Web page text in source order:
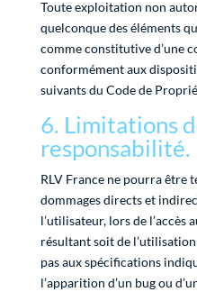
Toute exploitation non
quelconque des éléments
comme constitutive d’une
conformément aux
suivants du Code de
6. Limitations
responsabilité.
RLV France ne pourra être
dommages directs et
l’utilisateur, lors de l’accès
résultant soit de
pas aux spécifications
l’apparition d’un bug ou